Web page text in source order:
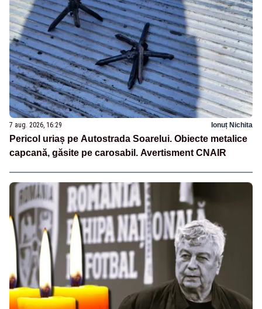
7 aug. 2026, 16:29 Ionuț Nichita
Pericol uriaș pe Autostrada Soarelui. Obiecte metalice
capcană, găsite pe carosabil. Avertisment CNAIR